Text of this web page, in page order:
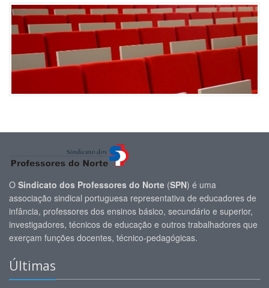
O Sindicato dos Professores do Norte (SPN) é uma
associação sindical portuguesa representativa de educadores de
infância, professores dos ensinos básico, secundário e superior,
investigadores, técnicos de educação e outros trabalhadores que
exerçam funções docentes, técnico-pedagógicas.
Últimas